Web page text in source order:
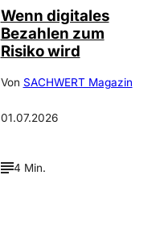
Wenn digitales
Bezahlen zum
Risiko wird
Von SACHWERT Magazin
01.07.2026
4 Min.